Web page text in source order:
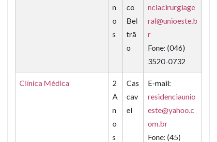
n
o
s
co
Bel
trã
o
nciacirurgiage
ral@unioeste.b
r
Fone: (046)
3520-0732
Clínica Médica
2
A
n
o
s
Cas
cav
el
E-mail:
residenciaunio
este@yahoo.c
om.br
Fone: (45)